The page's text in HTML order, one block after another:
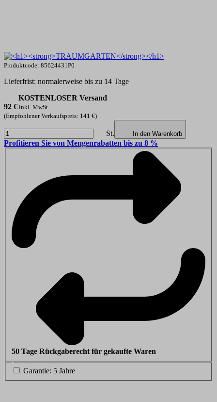
Produktcode: 85624431P0
Lieferfrist: normalerweise bis zu 14 Tage
KOSTENLOSER Versand
92 € inkl. MwSt.
(Empfohlener Verkaufspreis: 141 €)
St. In den Warenkorb
Profitieren Sie von Mengenrabatten bis zu 8 %
50 Tage Rückgaberecht für gekaufte Waren
Garantie: 5 Jahre